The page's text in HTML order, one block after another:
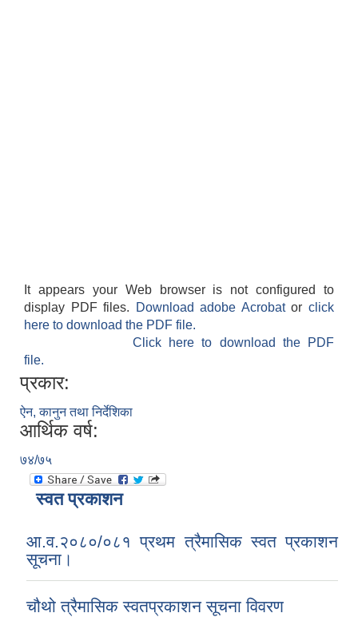
It appears your Web browser is not configured to
display PDF files.
Download adobe Acrobatorclick
here to download the PDF file.
Click here to download the PDF
file.
प्रकार:
ऐन, कानुन तथा निर्देशिका
आर्थिक वर्ष:
७४/७५
स्वत प्रकाशन
आ.व.२०८०/०८१ प्रथम त्रैमासिक स्वत प्रकाशन
सूचना।
चौथो त्रैमासिक स्वतप्रकाशन सूचना विवरण